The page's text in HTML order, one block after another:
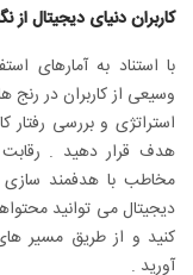
کاربران دنیای دیجیتال از
با استناد به آمارهای
وسیعی از کاربران در
استراتژی و بررسی رفتار
هدف قرار دهید .
مخاطب با هدفمند سازی
دیجیتال می توانید
کنید و از طریق مسیر
آورید .